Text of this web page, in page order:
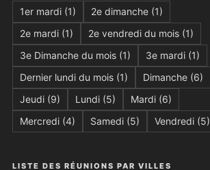
1er mardi(1) 2e dimanche(1)
2e mardi(1) 2e vendredi du mois(1)
3e Dimanche du mois(1) 3e mardi(1)
Dernier lundi du mois(1) Dimanche(6)
Jeudi(9) Lundi(5) Mardi(6)
Mercredi(4) Samedi(5) Vendredi(5)
LISTE DES RÉUNIONS PAR VILLES